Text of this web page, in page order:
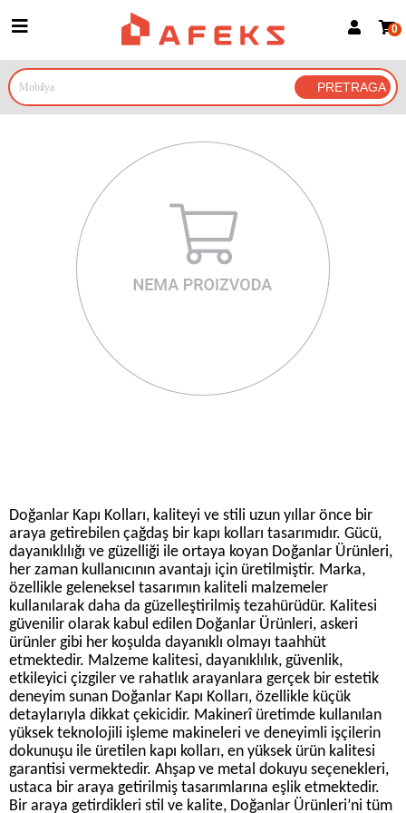
Prijava za članove
Prijavite se Google nalogom
0
Doğanlar Kapı Kolları, kaliteyi ve stili uzun yıllar önce bir
araya getirebilen çağdaş bir kapı kolları tasarımıdır. Gücü,
dayanıklılığı ve güzelliği ile ortaya koyan Doğanlar Ürünleri,
her zaman kullanıcının avantajı için üretilmiştir. Marka,
özellikle geleneksel tasarımın kaliteli malzemeler
kullanılarak daha da güzelleştirilmiş tezahürüdür. Kalitesi
güvenilir olarak kabul edilen Doğanlar Ürünleri, askeri
ürünler gibi her koşulda dayanıklı olmayı taahhüt
etmektedir. Malzeme kalitesi, dayanıklılık, güvenlik,
etkileyici çizgiler ve rahatlık arayanlara gerçek bir estetik
deneyim sunan Doğanlar Kapı Kolları, özellikle küçük
detaylarıyla dikkat çekicidir. Makinerî üretimde kullanılan
yüksek teknolojili işleme makineleri ve deneyimli işçilerin
dokunuşu ile üretilen kapı kolları, en yüksek ürün kalitesi
garantisi vermektedir. Ahşap ve metal dokuyu seçenekleri,
ustaca bir araya getirilmiş tasarımlarına eşlik etmektedir.
Bir araya getirdikleri stil ve kalite, Doğanlar Ürünleri’ni tüm